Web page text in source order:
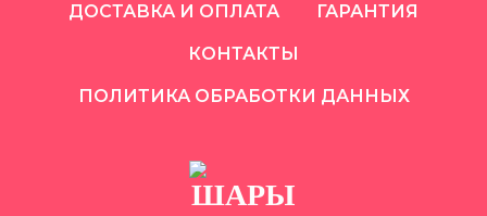
ДОСТАВКА И ОПЛАТА ГАРАНТИЯ
КОНТАКТЫ
ПОЛИТИКА ОБРАБОТКИ ДАННЫХ